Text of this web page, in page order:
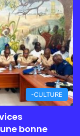
-CULTURE
bonne